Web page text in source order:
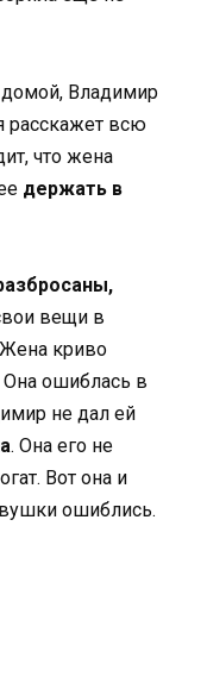
Владимир
расскажет всю
что жена
держать в
вещи в
Жена криво
Она ошиблась в
не дал ей
. Она его не
Вот она и
ошиблись.